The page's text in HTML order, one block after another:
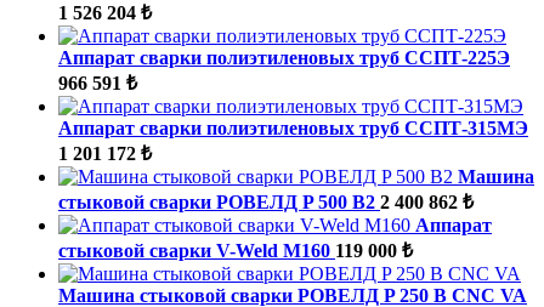
1 526 204 ₺
Аппарат сварки полиэтиленовых труб ССПТ-225Э
966 591 ₺
Аппарат сварки полиэтиленовых труб ССПТ-315МЭ
1 201 172 ₺
Машина
стыковой сварки РОВЕЛД P 500 B2 2 400 862 ₺
Аппарат
стыковой сварки V-Weld M160 119 000 ₺
Машина стыковой сварки РОВЕЛД P 250 B CNC VA